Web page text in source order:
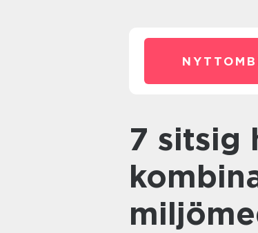
7 sitsig hybrid – den perfekta